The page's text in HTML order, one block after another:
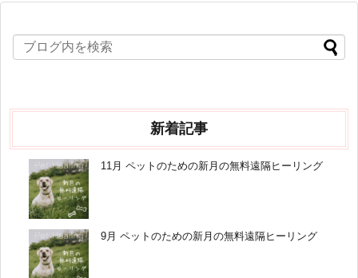
新着記事
11月 ペットのための新月の無料遠隔ヒーリング
9月 ペットのための新月の無料遠隔ヒーリング